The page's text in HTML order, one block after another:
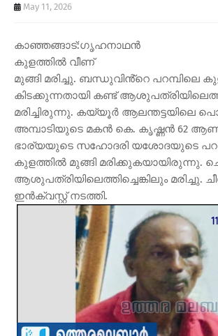
May 11, 2026
കാഞ്ഞങ്ങാട്:ഗൃഹനാഥൻ
കുളത്തിൽ വീണ്
മുങ്ങി മരിച്ചു. ബന്ധുവിൻ്റെ പറമ്പിലെ
കിടക്കുന്നതായി കണ്ട്
മരിച്ചിരുന്നു. കയ്യൂർ ആലന്തട്ടയിലെ
അമ്പാടിയുടെ മകൻ കെ. കൃഷ്ണൻ 62 ആണ്
ഭാര്യയുടെ സഹോദരി യശോദയുടെ
കുളത്തിൽ മുങ്ങി മരിക്കുകയായിരുന്നു.
ആശുപത്രിയിലെത്തിച്ചെങ്കിലും മരിച്ചു.
ഇൻക്വസ്റ്റ് നടത്തി.